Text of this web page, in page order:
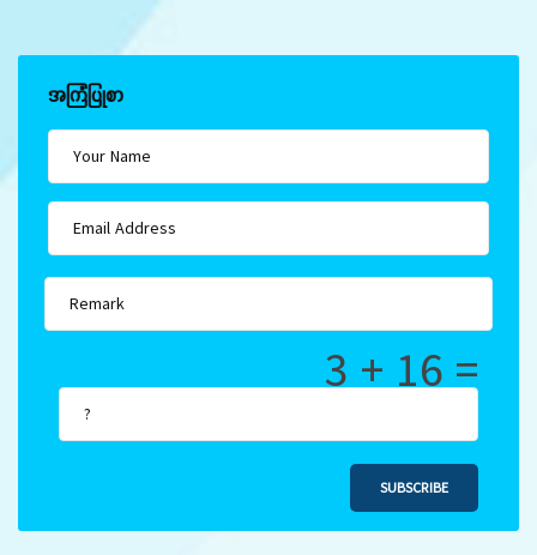
အကြံပြုစာ
3 + 16 =
SUBSCRIBE